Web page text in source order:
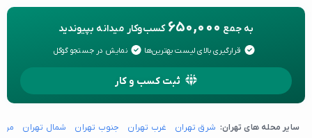
به جمع 650,000 کسب‌وکار میدانه بپیوندید
قرارگیری بالای لیست بهترین‌ها نمایش در جستجو گوگل
ثبت کسب و کار
سایر محله های تهران: شرق تهران غرب تهران جنوب تهران شمال تهران